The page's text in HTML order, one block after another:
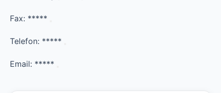
Fax: *****
Telefon: *****
Email: *****